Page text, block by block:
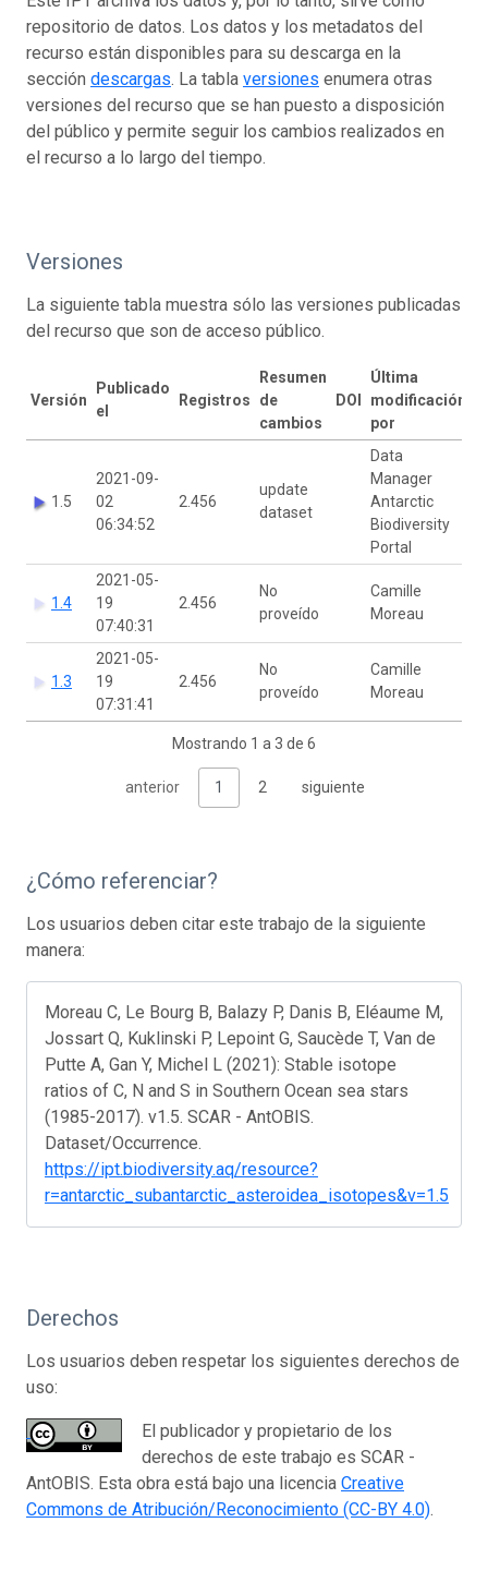
repositorio de datos. Los datos y los metadatos del
recurso están disponibles para su descarga en la
sección descargas. La tabla versiones enumera otras
versiones del recurso que se han puesto a disposición
del público y permite seguir los cambios realizados en
el recurso a lo largo del tiempo.
Versiones
La siguiente tabla muestra sólo las versiones publicadas
del recurso que son de acceso público.
Versión
Publicado
el
Registros
Resumen
de
cambios
DOI
Última
modificación
por
1.5
2021-09-
02
06:34:52
2.456
update
dataset
Data
Manager
Antarctic
Biodiversity
Portal
1.4
2021-05-
19
07:40:31
2.456
No
proveído
Camille
Moreau
1.3
2021-05-
19
07:31:41
2.456
No
proveído
Camille
Moreau
Mostrando 1 a 3 de 6
anterior 1 2 siguiente
¿Cómo referenciar?
Los usuarios deben citar este trabajo de la siguiente
manera:
Moreau C, Le Bourg B, Balazy P, Danis B, Eléaume M,
Jossart Q, Kuklinski P, Lepoint G, Saucède T, Van de
Putte A, Gan Y, Michel L (2021): Stable isotope
ratios of C, N and S in Southern Ocean sea stars
(1985-2017). v1.5. SCAR - AntOBIS.
Dataset/Occurrence.
https://ipt.biodiversity.aq/resource?
r=antarctic_subantarctic_asteroidea_isotopes&v=1.5
Derechos
Los usuarios deben respetar los siguientes derechos de
uso:
El publicador y propietario de los
derechos de este trabajo es SCAR -
AntOBIS. Esta obra está bajo una licencia Creative
Commons de Atribución/Reconocimiento (CC-BY 4.0).